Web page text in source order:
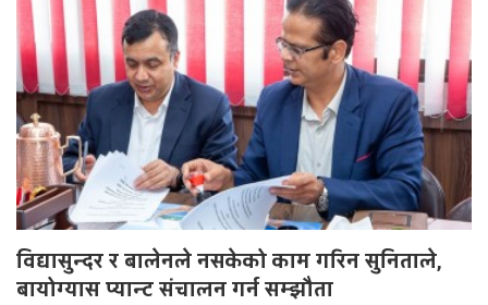
विद्यासुन्दर र बालेनले नसकेको काम गरिन सुनिताले,
बायोग्यास प्यान्ट संचालन गर्न सम्झौता